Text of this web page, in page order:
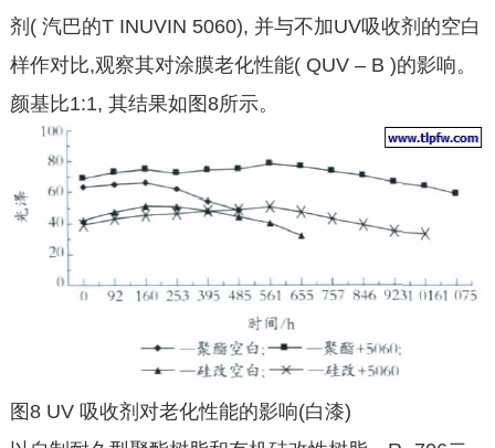
剂( 汽巴的T INUVIN 5060), 并与不加UV吸收剂的空白
样作对比,观察其对涂膜老化性能( QUV – B )的影响。
颜基比1:1, 其结果如图8所示。
图8 UV 吸收剂对老化性能的影响(白漆)